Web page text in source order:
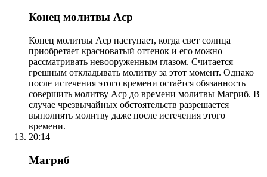
Конец молитвы Аср
Конец молитвы Аср наступает, когда свет солнца
приобретает красноватый оттенок и его можно
рассматривать невооруженным глазом. Считается
грешным откладывать молитву за этот момент. Однако
после истечения этого времени остаётся обязанность
совершить молитву Аср до времени молитвы Магриб. В
случае чрезвычайных обстоятельств разрешается
выполнять молитву даже после истечения этого
времени.
20:14
Магриб